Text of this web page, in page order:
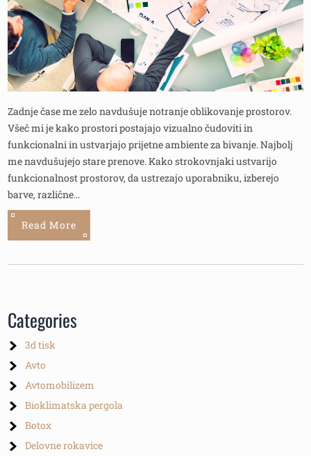
Zadnje čase me zelo navdušuje notranje oblikovanje prostorov.
Všeč mi je kako prostori postajajo vizualno čudoviti in
funkcionalni in ustvarjajo prijetne ambiente za bivanje. Najbolj
me navdušujejo stare prenove. Kako strokovnjaki ustvarijo
funkcionalnost prostorov, da ustrezajo uporabniku, izberejo
barve, različne…
Read More
Categories
3d tisk
Avto
Avtomobilizem
Bioklimatska pergola
Botox
Delovne rokavice